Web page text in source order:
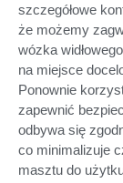
szczegółowe
że możemy
wózka
na miejsce
Ponownie
zapewnić
odbywa się
co minimalizuje
masztu do